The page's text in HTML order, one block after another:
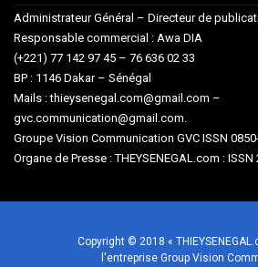
Administrateur Général – Directeur de
Responsable commercial : Awa DIA
(+221) 77 142 97 45 – 76 636 02 33
BP : 1146 Dakar – Sénégal
Mails : thieysenegal.com@gmail.com –
gvc.communication@gmail.com.
Groupe Vision Communication GVC ISSN
Organe de Presse : THEYSENEGAL.com : ISSN
Copyright © 2018 «
l'entreprise Group Vision